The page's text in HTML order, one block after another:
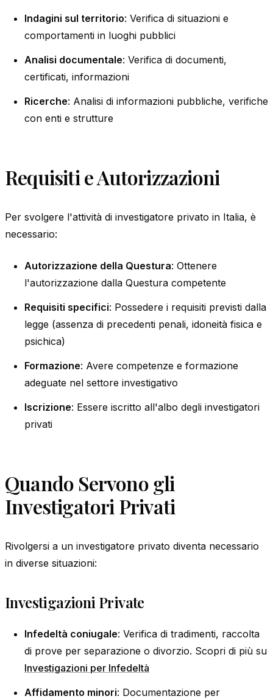
Indagini sul territorio: Verifica di situazioni e
comportamenti in luoghi pubblici
Analisi documentale: Verifica di documenti,
certificati, informazioni
Ricerche: Analisi di informazioni pubbliche, verifiche
con enti e strutture
Requisiti e Autorizzazioni
Per svolgere l'attività di investigatore privato in Italia, è
necessario:
Autorizzazione della Questura: Ottenere
l'autorizzazione dalla Questura competente
Requisiti specifici: Possedere i requisiti previsti dalla
legge (assenza di precedenti penali, idoneità fisica e
psichica)
Formazione: Avere competenze e formazione
adeguate nel settore investigativo
Iscrizione: Essere iscritto all'albo degli investigatori
privati
Quando Servono gli
Investigatori Privati
Rivolgersi a un investigatore privato diventa necessario
in diverse situazioni:
Investigazioni Private
Infedeltà coniugale: Verifica di tradimenti, raccolta
di prove per separazione o divorzio. Scopri di più su
Investigazioni per Infedeltà
Affidamento minori: Documentazione per